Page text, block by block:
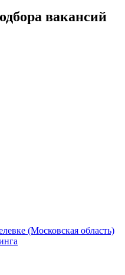
вакансий
(Московская область)